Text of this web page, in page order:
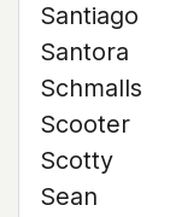
Santiago
Santora
Schmalls
Scooter
Scotty
Sean